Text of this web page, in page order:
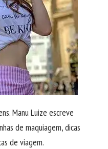
Manu Luize escreve
de maquiagem, dicas
de viagem.